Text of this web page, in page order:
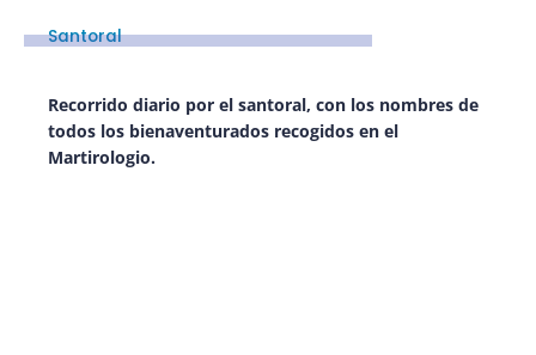
Santoral
Recorrido diario por el santoral, con los nombres de
todos los bienaventurados recogidos en el
Martirologio.